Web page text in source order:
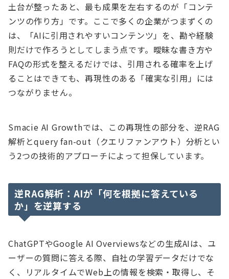
土台が整ったあと、最も成果を左右するのが「コンテ
ンツの作り方」です。ここで多くの企業がつまずくの
は、「AIに引用されやすいコンテンツ」を、勘や経験
則だけで作ろうとしてしまう点です。曖昧な書き方や
FAQの形式を整えるだけでは、引用される確率を上げ
ることはできても、再現性のある「確実な引用」には
つながりません。
Smacie AI Growthでは、この再現性の部分を、逆RAG
解析とquery fan-out（クエリファンアウト）分析とい
う2つの技術的アプローチによって担保しています。
逆RAG解析：AIが「何を根拠に答えている
か」を逆算する
ChatGPTやGoogle AI Overviewsなどの生成AIは、ユ
ーザーの質問に答える際、自社の学習データだけでな
く、リアルタイムでWeb上の情報を検索・取得し、そ